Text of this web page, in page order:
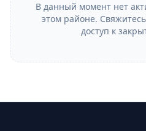
В данный момент нет
этом районе.
доступ к